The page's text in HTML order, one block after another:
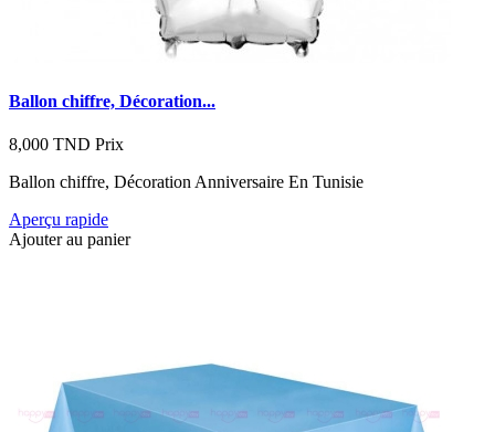
Ballon chiffre, Décoration...
8,000 TND Prix
Ballon chiffre, Décoration Anniversaire En Tunisie
Aperçu rapide
Ajouter au panier